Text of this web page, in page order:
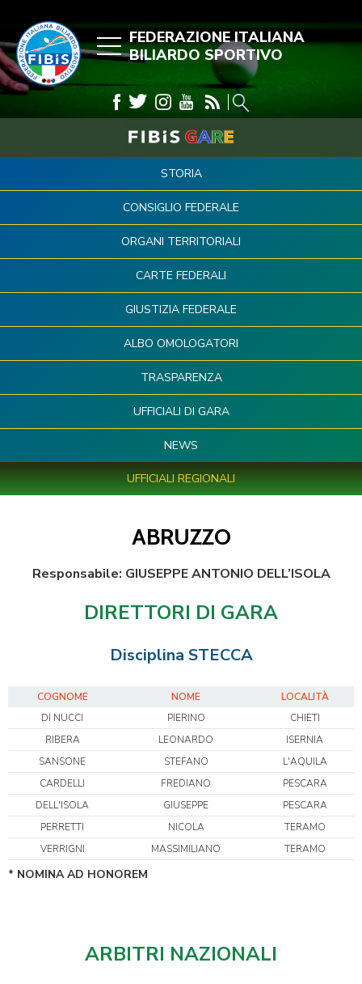
FEDERAZIONE ITALIANA
BILIARDO SPORTIVO
STORIA
CONSIGLIO FEDERALE
ORGANI TERRITORIALI
CARTE FEDERALI
GIUSTIZIA FEDERALE
ALBO OMOLOGATORI
TRASPARENZA
UFFICIALI DI GARA
NEWS
UFFICIALI REGIONALI
ABRUZZO
Responsabile: GIUSEPPE ANTONIO DELL’ISOLA
DIRETTORI DI GARA
Disciplina STECCA
COGNOME NOME
LOCALITÀ
DI NUCCI
PIERINO
CHIETI
RIBERA
LEONARDO
ISERNIA
SANSONE
STEFANO
L'AQUILA
CARDELLI
FREDIANO
PESCARA
DELL'ISOLA
GIUSEPPE
PESCARA
PERRETTI
NICOLA
TERAMO
VERRIGNI
MASSIMILIANO TERAMO
* NOMINA AD HONOREM
ARBITRI NAZIONALI